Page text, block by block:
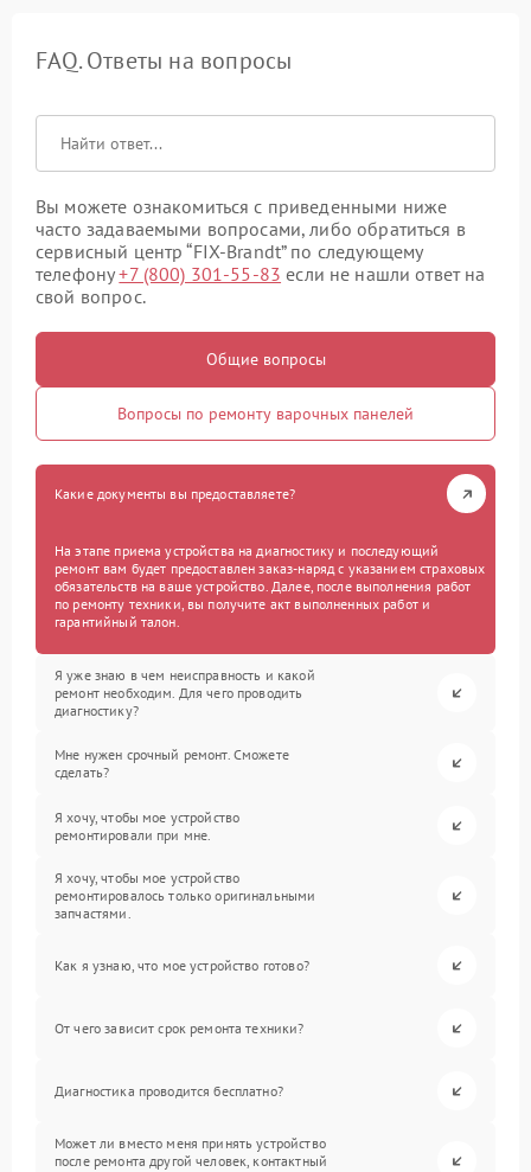
FAQ. Ответы на вопросы
Вы можете ознакомиться с приведенными ниже
часто задаваемыми вопросами, либо обратиться в
сервисный центр “FIX-Brandt” по следующему
телефону+7 (800) 301-55-83 если не нашли ответ на
свой вопрос.
Общие вопросы
Вопросы по ремонту варочных панелей
Какие документы вы предоставляете?
На этапе приема устройства на диагностику и последующий
ремонт вам будет предоставлен заказ-наряд с указанием страховых
обязательств на ваше устройство. Далее, после выполнения работ
по ремонту техники, вы получите акт выполненных работ и
гарантийный талон.
Я уже знаю в чем неисправность и какой
ремонт необходим. Для чего проводить
диагностику?
Мне нужен срочный ремонт. Сможете
сделать?
Я хочу, чтобы мое устройство
ремонтировали при мне.
Я хочу, чтобы мое устройство
ремонтировалось только оригинальными
запчастями.
Как я узнаю, что мое устройство готово?
От чего зависит срок ремонта техники?
Диагностика проводится бесплатно?
Может ли вместо меня принять устройство
после ремонта другой человек, контактный